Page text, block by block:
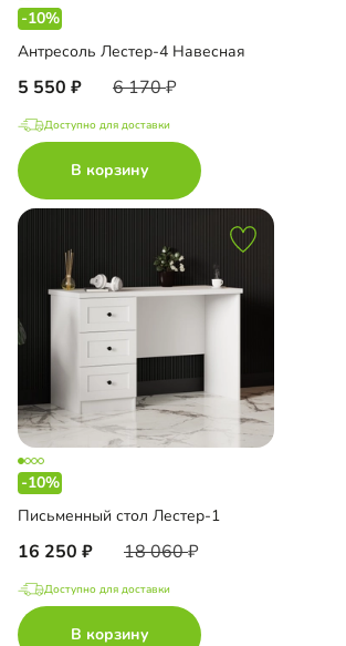
-10%
Антресоль Лестер-4 Навесная
5 550 6 170
Доступно для доставки
В корзину
-10%
Письменный стол Лестер-1
16 250 18 060
Доступно для доставки
В корзину